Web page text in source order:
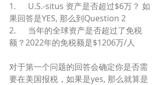
1.      U.S.-situs 资产是否超过$6万？ 如
果回答是YES, 那么到Question 2
2.      当年的全球资产是否超过了免税
额？2022年的免税额是$1206万/人
对于第一个问题的回答会确定你是否需
要在美国报税，如果是yes, 那么就算是